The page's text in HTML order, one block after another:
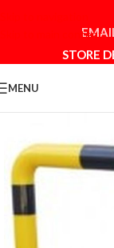
Skip to main content
STORE
MENU